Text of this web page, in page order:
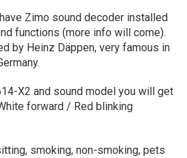
Zimo sound decoder installed
functions (more info will come).
by Heinz Däppen, very famous in
X2 and sound model you will get
forward / Red blinking
smoking, non-smoking, pets